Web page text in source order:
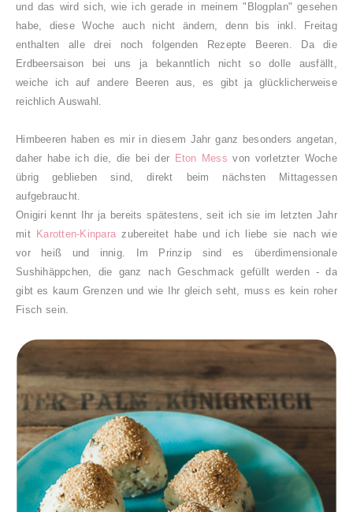
und das wird sich, wie ich gerade in meinem "Blogplan" gesehen
habe, diese Woche auch nicht ändern, denn bis inkl. Freitag
enthalten alle drei noch folgenden Rezepte Beeren. Da die
Erdbeersaison bei uns ja bekanntlich nicht so dolle ausfällt,
weiche ich auf andere Beeren aus, es gibt ja glücklicherweise
reichlich Auswahl.
Himbeeren haben es mir in diesem Jahr ganz besonders angetan,
daher habe ich die, die bei der Eton Mess von vorletzter Woche
übrig geblieben sind, direkt beim nächsten Mittagessen
aufgebraucht.
Onigiri kennt Ihr ja bereits spätestens, seit ich sie im letzten Jahr
mit Karotten-Kinpara zubereitet habe und ich liebe sie nach wie
vor heiß und innig. Im Prinzip sind es überdimensionale
Sushihäppchen, die ganz nach Geschmack gefüllt werden - da
gibt es kaum Grenzen und wie Ihr gleich seht, muss es kein roher
Fisch sein.